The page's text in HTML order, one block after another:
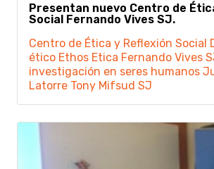
Presentan nuevo Centro de
Social Fernando Vives SJ.
Centro de Ética y Reflexión Social
ético Ethos Etica Fernando Vives
investigación en seres humanos
Latorre Tony Mifsud SJ